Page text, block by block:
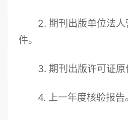
2. 期刊出版单位法
件。
3. 期刊出版许可证原
4. 上一年度核验报告